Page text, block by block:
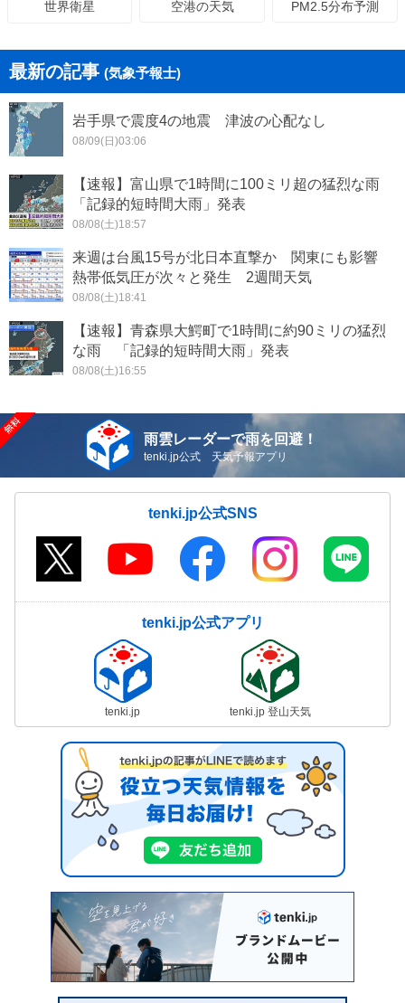
世界衛星 空港の天気 PM2.5分布予測
最新の記事 (気象予報士)
岩手県で震度4の地震 津波の心配なし
08/09(日)03:06
【速報】富山県で1時間に100ミリ超の猛烈な雨
「記録的短時間大雨」発表
08/08(土)18:57
来週は台風15号が北日本直撃か 関東にも影響
熱帯低気圧が次々と発生 2週間天気
08/08(土)18:41
【速報】青森県大鰐町で1時間に約90ミリの猛烈
な雨 「記録的短時間大雨」発表
08/08(土)16:55
雨雲レーダーで雨を回避！
tenki.jp公式 天気予報アプリ
tenki.jp公式SNS
tenki.jp公式アプリ
tenki.jp tenki.jp 登山天気